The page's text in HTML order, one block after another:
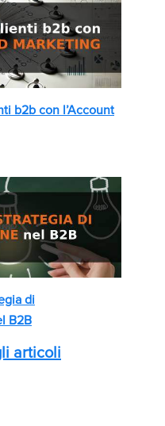
b2b con l’Account
di
B2B
articoli